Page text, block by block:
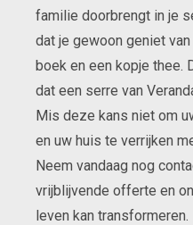
familie doorbrengt in je
dat je gewoon geniet
boek en een kopje
dat een serre van
Mis deze kans niet om
en uw huis te verrijken
Neem vandaag nog
vrijblijvende offerte en
leven kan